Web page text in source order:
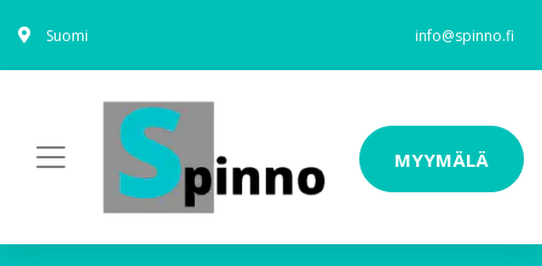
Suomi info@spinno.fi
MYYMÄLÄ